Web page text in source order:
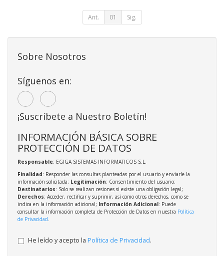
Ant. 01 Sig.
Sobre Nosotros
Síguenos en:
¡Suscríbete a Nuestro Boletín!
INFORMACIÓN BÁSICA SOBRE
PROTECCIÓN DE DATOS
Responsable: EGIGA SISTEMAS INFORMATICOS S.L.
Finalidad: Responder las consultas planteadas por el usuario y enviarle la
información solicitada; Legitimación: Consentimiento del usuario;
Destinatarios: Solo se realizan cesiones si existe una obligación legal;
Derechos: Acceder, rectificar y suprimir, así como otros derechos, como se
indica en la información adicional; Información Adicional: Puede
consultar la información completa de Protección de Datos en nuestra Política
de Privacidad.
He leído y acepto la Política de Privacidad.